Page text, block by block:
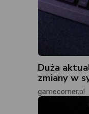
Duża
zmiany w
gamecorner.pl